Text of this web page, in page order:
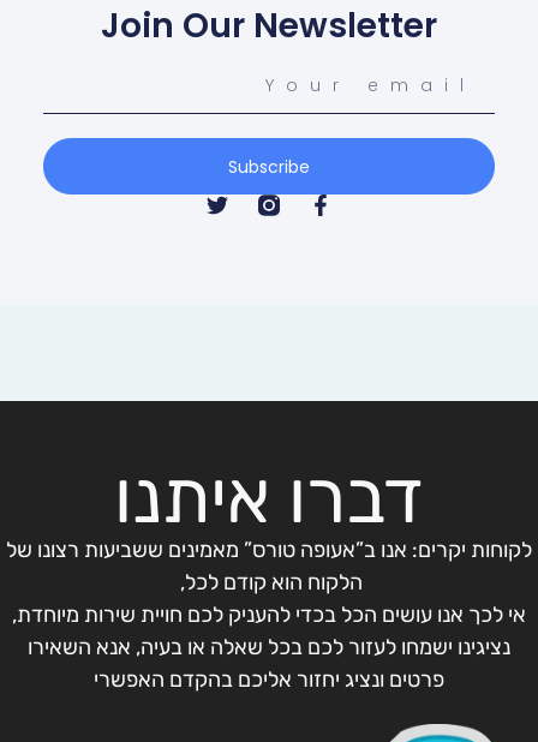
Join Our Newsletter
Subscribe
דברו איתנו
לקוחות יקרים: אנו ב”אעופה טורס” מאמינים ששביעות רצונו של
הלקוח הוא קודם לכל,
אי לכך אנו עושים הכל בכדי להעניק לכם חויית שירות מיוחדת,
נציגינו ישמחו לעזור לכם בכל שאלה או בעיה, אנא השאירו
פרטים ונציג יחזור אליכם בהקדם האפשרי